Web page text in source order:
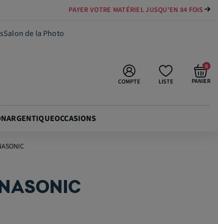
PAYER VOTRE MATÉRIEL JUSQU'EN 84 FOIS
Salon de la Photo
LISTE
COMPTE PANIER
0
ARGENTIQUEOCCASIONS
99,00 €